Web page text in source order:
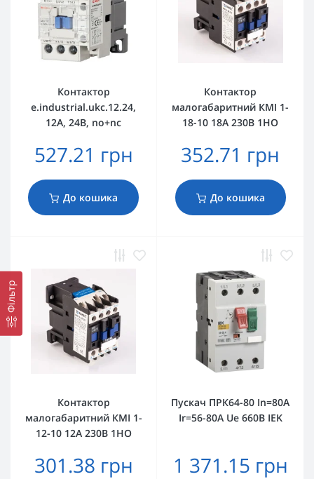
Фільтр
Контактор
e.industrial.ukc.12.24,
12А, 24В, no+nc
527.21 грн
До кошика
Контактор
малогабаритний КМІ 1-
18-10 18А 230В 1HO
352.71 грн
До кошика
Контактор
малогабаритний КМІ 1-
12-10 12А 230В 1HO
301.38 грн
Пускач ПРК64-80 In=80A
Ir=56-80A Ue 660В IEK
1 371.15 грн